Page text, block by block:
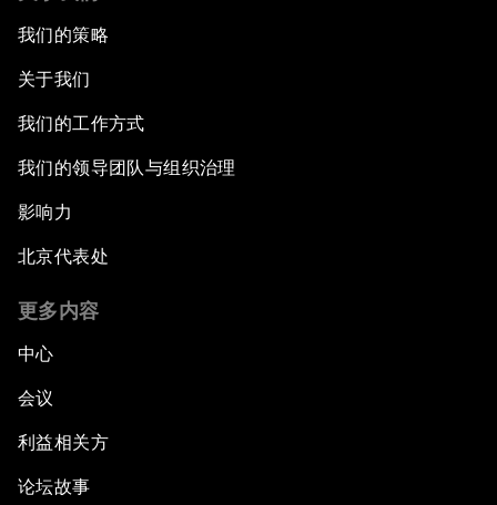
我们的策略
关于我们
我们的工作方式
我们的领导团队与组织治理
影响力
北京代表处
更多内容
中心
会议
利益相关方
论坛故事